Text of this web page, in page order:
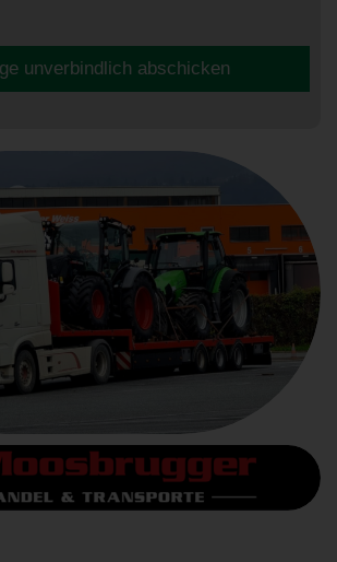
unverbindlich abschicken